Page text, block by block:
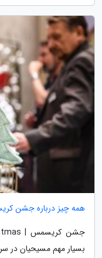
همه چیز درباره جشن
بسیار مهم مسیحیان در